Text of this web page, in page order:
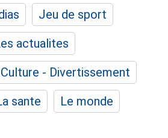
Jeu de sport
actualites
Culture - Divertissement
sante
Le monde